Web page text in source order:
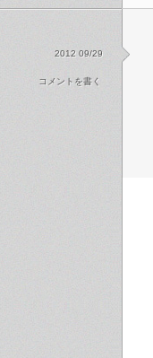
2012 09/29
コメントを書く